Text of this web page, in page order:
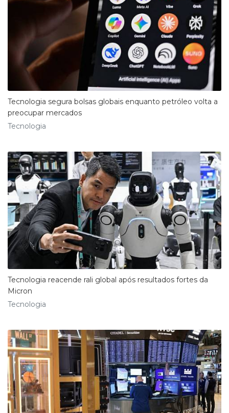
Tecnologia segura bolsas globais enquanto petróleo volta a
preocupar mercados
Tecnologia
Tecnologia reacende rali global após resultados fortes da
Micron
Tecnologia